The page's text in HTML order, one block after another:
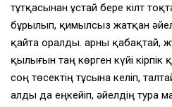
тұтқасынан ұстай бере кiлт
бұрылып, қимылсыз жатқан
қайта оралды. Қарны қабақтай,
қылығын таң көрген күйi кiрпiк
соң төсектiң тұсына келiп,
алды да еңкейiп, әйелдiң тура